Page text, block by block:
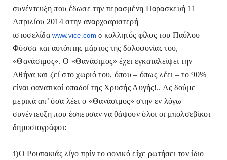
συνέντευξη που έδωσε την περασμένη Παρασκευή 11
Απριλίου 2014 στην αναρχοαριστερή
ιστοσελίδαwww.vice.com ο κολλητός φίλος του Παύλου
Φύσσα και αυτόπτης μάρτυς της δολοφονίας του,
«Θανάσιμος». Ο «Θανάσιμος» έχει εγκαταλείψει την
Αθήνα και ζεί στο χωριό του, όπου – όπως λέει – το 90%
είναι φανατικοί οπαδοί της Χρυσής Αυγής!.. Ας δούμε
μερικά απ’ όσα λέει ο «Θανάσιμος» στην εν λόγω
συνέντευξη που έσπευσαν να θάψουν όλοι οι μπολσεβίκοι
δημοσιογράφοι:
1)Ο Ρουπακιάς λίγο πρίν το φονικό είχε ρωτήσει τον ίδιο